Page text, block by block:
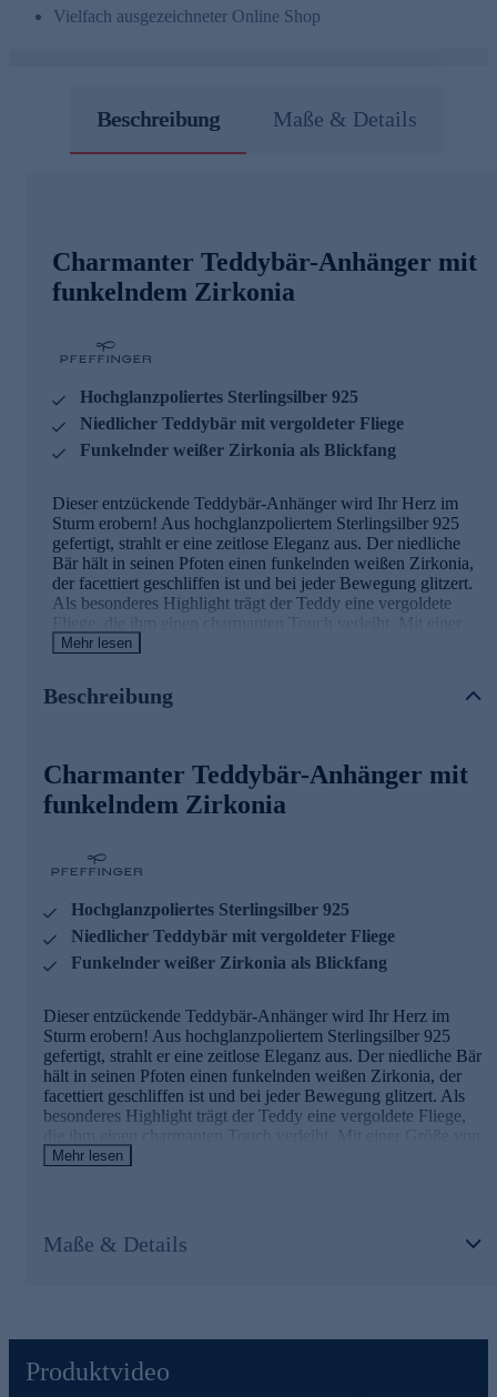
Vielfach ausgezeichneter Online Shop
Beschreibung Maße & Details
Charmanter Teddybär-Anhänger mit
funkelndem Zirkonia
Hochglanzpoliertes Sterlingsilber 925
Niedlicher Teddybär mit vergoldeter Fliege
Funkelnder weißer Zirkonia als Blickfang
Dieser entzückende Teddybär-Anhänger wird Ihr Herz im
Sturm erobern! Aus hochglanzpoliertem Sterlingsilber 925
gefertigt, strahlt er eine zeitlose Eleganz aus. Der niedliche
Bär hält in seinen Pfoten einen funkelnden weißen Zirkonia,
der facettiert geschliffen ist und bei jeder Bewegung glitzert.
Als besonderes Highlight trägt der Teddy eine vergoldete
Fliege, die ihm einen charmanten Touch verleiht. Mit einer
Größe von ca. 4,09 x 2,34 cm ist der Anhänger ein perfekter
Lieblingskette. Jedes Stück wird in der Pforzheimer
oder als Verwöhnung für sich selbst - dieser Teddybär-
Anhänger bringt garantiert ein Lächeln auf jedes Gesicht!
Mehr lesen
Beschreibung
Charmanter Teddybär-Anhänger mit
funkelndem Zirkonia
Hochglanzpoliertes Sterlingsilber 925
Niedlicher Teddybär mit vergoldeter Fliege
Funkelnder weißer Zirkonia als Blickfang
Dieser entzückende Teddybär-Anhänger wird Ihr Herz im
Sturm erobern! Aus hochglanzpoliertem Sterlingsilber 925
gefertigt, strahlt er eine zeitlose Eleganz aus. Der niedliche Bär
hält in seinen Pfoten einen funkelnden weißen Zirkonia, der
facettiert geschliffen ist und bei jeder Bewegung glitzert. Als
besonderes Highlight trägt der Teddy eine vergoldete Fliege,
die ihm einen charmanten Touch verleiht. Mit einer Größe von
ca. 4,09 x 2,34 cm ist der Anhänger ein perfekter Begleiter für
Maria Pfeffinger nach höchsten deutschen Qualitätsstandards
gefertigt. Ob als Geschenk oder als Verwöhnung für sich selbst
Mehr lesen
Maße & Details
Produktvideo